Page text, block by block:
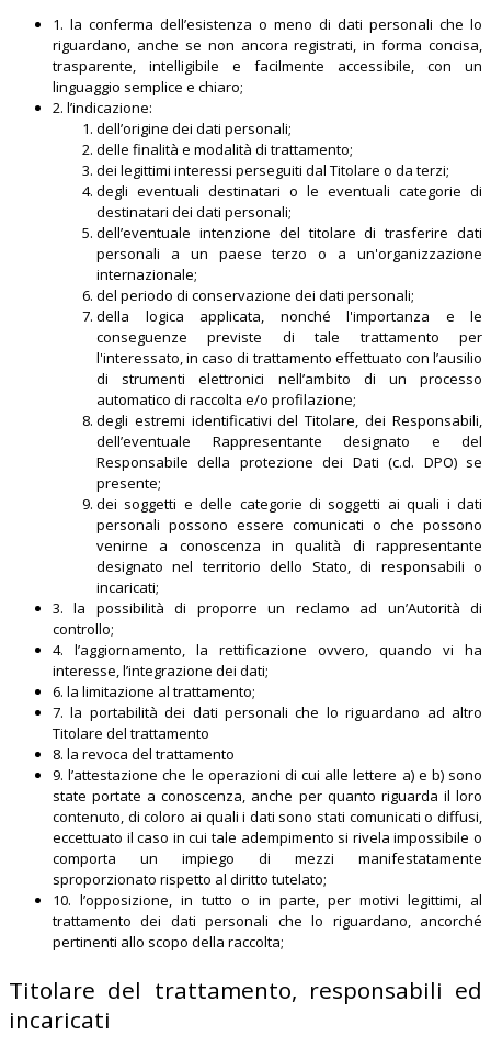
1. la conferma dell’esistenza o meno di dati personali che lo
riguardano, anche se non ancora registrati, in forma concisa,
trasparente, intelligibile e facilmente accessibile, con un
linguaggio semplice e chiaro;
2. l’indicazione:
dell’origine dei dati personali;
delle finalità e modalità di trattamento;
dei legittimi interessi perseguiti dal Titolare o da terzi;
degli eventuali destinatari o le eventuali categorie di
destinatari dei dati personali;
dell’eventuale intenzione del titolare di trasferire dati
personali a un paese terzo o a un'organizzazione
internazionale;
del periodo di conservazione dei dati personali;
della logica applicata, nonché l'importanza e le
conseguenze previste di tale trattamento per
l'interessato, in caso di trattamento effettuato con l’ausilio
di strumenti elettronici nell’ambito di un processo
automatico di raccolta e/o profilazione;
degli estremi identificativi del Titolare, dei Responsabili,
dell’eventuale Rappresentante designato e del
Responsabile della protezione dei Dati (c.d. DPO) se
presente;
dei soggetti e delle categorie di soggetti ai quali i dati
personali possono essere comunicati o che possono
venirne a conoscenza in qualità di rappresentante
designato nel territorio dello Stato, di responsabili o
incaricati;
3. la possibilità di proporre un reclamo ad un’Autorità di
controllo;
4. l’aggiornamento, la rettificazione ovvero, quando vi ha
interesse, l’integrazione dei dati;
6. la limitazione al trattamento;
7. la portabilità dei dati personali che lo riguardano ad altro
Titolare del trattamento
8. la revoca del trattamento
9. l’attestazione che le operazioni di cui alle lettere a) e b) sono
state portate a conoscenza, anche per quanto riguarda il loro
contenuto, di coloro ai quali i dati sono stati comunicati o diffusi,
eccettuato il caso in cui tale adempimento si rivela impossibile o
comporta un impiego di mezzi manifestatamente
sproporzionato rispetto al diritto tutelato;
10. l’opposizione, in tutto o in parte, per motivi legittimi, al
trattamento dei dati personali che lo riguardano, ancorché
pertinenti allo scopo della raccolta;
Titolare del trattamento, responsabili ed
incaricati